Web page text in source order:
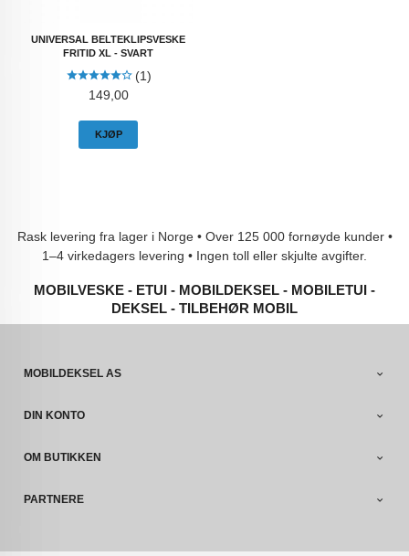
UNIVERSAL BELTEKLIPSVESKE
FRITID XL - SVART
(1)
Pris
149,00
KJØP
Rask levering fra lager i Norge • Over 125 000 fornøyde kunder •
1–4 virkedagers levering • Ingen toll eller skjulte avgifter.
MOBILVESKE - ETUI - MOBILDEKSEL - MOBILETUI -
DEKSEL - TILBEHØR MOBIL
MOBILDEKSEL AS
DIN KONTO
OM BUTIKKEN
PARTNERE